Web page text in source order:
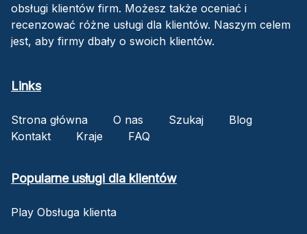
obsługi klientów firm. Możesz także oceniać i
recenzować różne usługi dla klientów. Naszym celem
jest, aby firmy dbały o swoich klientów.
Links
Strona główna O nas Szukaj
Blog
Kontakt
Kraje FAQ
Popularne usługi dla klientów
Play Obsługa klienta